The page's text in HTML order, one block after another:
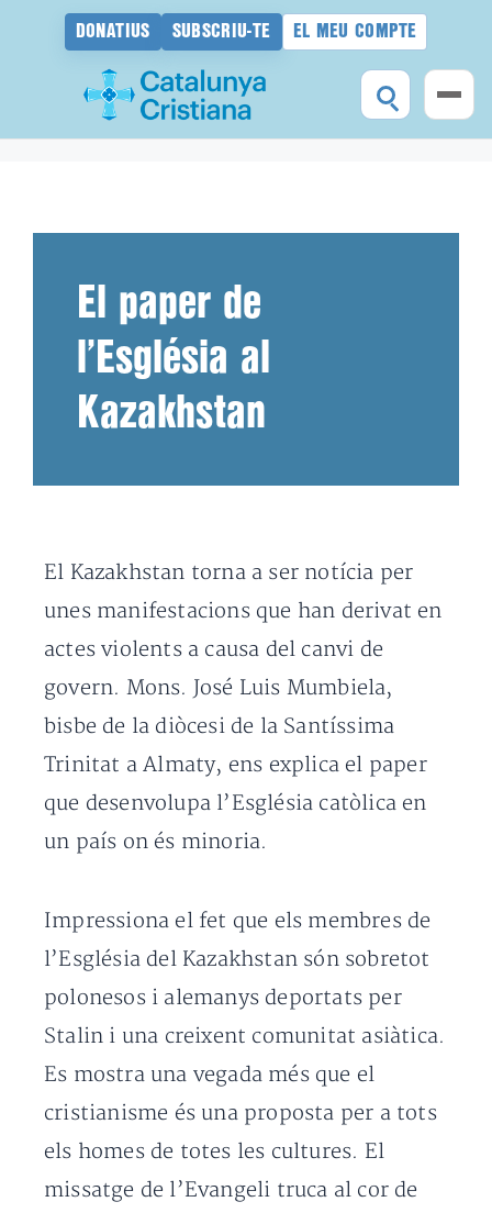
DONATIUS SUBSCRIU-TE EL MEU COMPTE
El paper de
l’Església al
Kazakhstan
El Kazakhstan torna a ser notícia per
unes manifestacions que han derivat en
actes violents a causa del canvi de
govern. Mons. José Luis Mumbiela,
bisbe de la diòcesi de la Santíssima
Trinitat a Almaty, ens explica el paper
que desenvolupa l’Església catòlica en
un país on és minoria.
Impressiona el fet que els membres de
l’Església del Kazakhstan són sobretot
polonesos i alemanys deportats per
Stalin i una creixent comunitat asiàtica.
Es mostra una vegada més que el
cristianisme és una proposta per a tots
els homes de totes les cultures. El
missatge de l’Evangeli truca al cor de